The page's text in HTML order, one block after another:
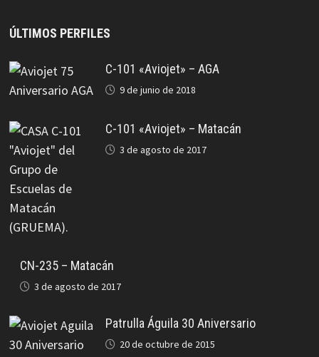
ÚLTIMOS PERFILES
C-101 «Aviojet» – AGA
9 de junio de 2018
C-101 «Aviojet» – Matacán
3 de agosto de 2017
CN-235 – Matacán
3 de agosto de 2017
Patrulla Águila 30 Aniversario
20 de octubre de 2015